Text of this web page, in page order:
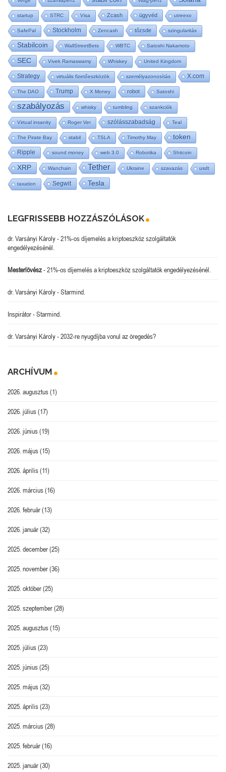
startup STRC Visa Zcash ügyvéd utreexo
SafePal Stockholm Zencash tőzsde szingularitás
Stabilcoin WallStreetBets WBTC Satoshi Nakamoto
SEC Vivek Ramaswamy Whiskey United Kingdom
Strategy virtuális fizetőeszközök személyazonosítás X.com
The DAO Trump X Money robot Satoshi
szabályozás whisky tumbling szankciók
Virtual insanity Roger Ver szólásszabadság Teal
The Pirate Bay stabil TSLA Timothy May token
Ripple sound money web 3.0 Robotika Shitcoin
XRP Wanchain Tether Ukraine szavazás usdt
taxation Segwit Tesla
LEGFRISSEBB HOZZÁSZÓLÁSOK
dr. Varsányi Károly-21%-os díjemelés a kriptoeszköz szolgáltatók
engedélyezésénél.
Mesterlövész-21%-os díjemelés a kriptoeszköz szolgáltatók engedélyezésénél.
dr. Varsányi Károly-Starmind.
Inspirátor-Starmind.
dr. Varsányi Károly-2032-re nyugdíjba vonul az öregedés?
ARCHÍVUM
2026. augusztus(1)
2026. július(17)
2026. június(19)
2026. május(15)
2026. április(11)
2026. március(16)
2026. február(13)
2026. január(32)
2025. december(25)
2025. november(36)
2025. október(25)
2025. szeptember(28)
2025. augusztus(15)
2025. július(23)
2025. június(25)
2025. május(32)
2025. április(23)
2025. március(28)
2025. február(16)
2025. január(30)